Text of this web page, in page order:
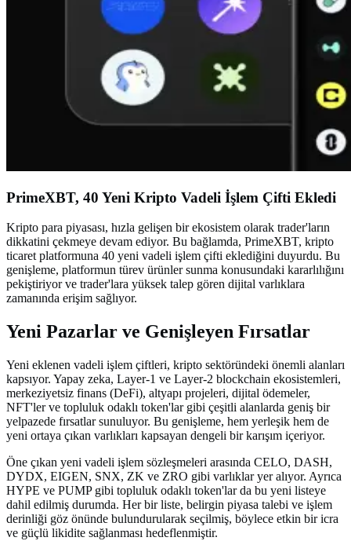
PrimeXBT, 40 Yeni Kripto Vadeli İşlem Çifti Ekledi
Kripto para piyasası, hızla gelişen bir ekosistem olarak trader'ların
dikkatini çekmeye devam ediyor. Bu bağlamda, PrimeXBT, kripto
ticaret platformuna 40 yeni vadeli işlem çifti eklediğini duyurdu. Bu
genişleme, platformun türev ürünler sunma konusundaki kararlılığını
pekiştiriyor ve trader'lara yüksek talep gören dijital varlıklara
zamanında erişim sağlıyor.
Yeni Pazarlar ve Genişleyen Fırsatlar
Yeni eklenen vadeli işlem çiftleri, kripto sektöründeki önemli alanları
kapsıyor. Yapay zeka, Layer-1 ve Layer-2 blockchain ekosistemleri,
merkeziyetsiz finans (DeFi), altyapı projeleri, dijital ödemeler,
NFT'ler ve topluluk odaklı token'lar gibi çeşitli alanlarda geniş bir
yelpazede fırsatlar sunuluyor. Bu genişleme, hem yerleşik hem de
yeni ortaya çıkan varlıkları kapsayan dengeli bir karışım içeriyor.
Öne çıkan yeni vadeli işlem sözleşmeleri arasında CELO, DASH,
DYDX, EIGEN, SNX, ZK ve ZRO gibi varlıklar yer alıyor. Ayrıca
HYPE ve PUMP gibi topluluk odaklı token'lar da bu yeni listeye
dahil edilmiş durumda. Her bir liste, belirgin piyasa talebi ve işlem
derinliği göz önünde bulundurularak seçilmiş, böylece etkin bir icra
ve güçlü likidite sağlanması hedeflenmiştir.